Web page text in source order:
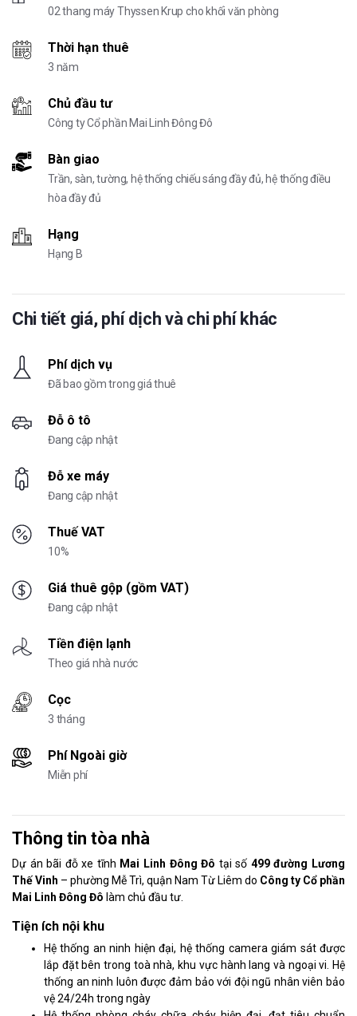
02 thang máy Thyssen Krup cho khối văn phòng
Thời hạn thuê
3 năm
Chủ đầu tư
Công ty Cổ phần Mai Linh Đông Đô
Bàn giao
Trần, sàn, tường, hệ thống chiếu sáng đầy đủ, hệ thống điều
hòa đầy đủ
Hạng
Hạng B
Chi tiết giá, phí dịch và chi phí khác
Phí dịch vụ
Đã bao gồm trong giá thuê
Đỗ ô tô
Đang cập nhật
Đỗ xe máy
Đang cập nhật
Thuế VAT
10%
Giá thuê gộp (gồm VAT)
Đang cập nhật
Tiền điện lạnh
Theo giá nhà nước
Cọc
3 tháng
Phí Ngoài giờ
Miễn phí
Thông tin tòa nhà
Dự án bãi đỗ xe tĩnh Mai Linh Đông Đô tại số 499 đường Lương
Thế Vinh – phường Mễ Trì, quận Nam Từ Liêm do Công ty Cổ phần
Mai Linh Đông Đô làm chủ đầu tư.
Tiện ích nội khu
Hệ thống an ninh hiện đại, hệ thống camera giám sát được
lắp đặt bên trong toà nhà, khu vực hành lang và ngoại vi. Hệ
thống an ninh luôn được đảm bảo với đội ngũ nhân viên bảo
vệ 24/24h trong ngày